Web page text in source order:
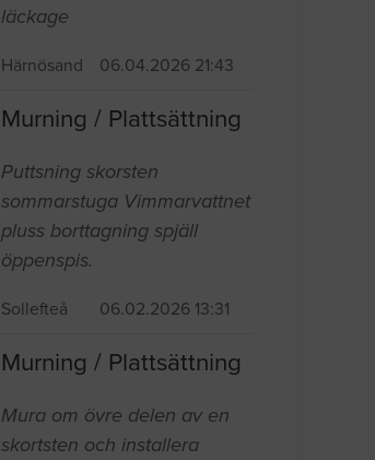
läckage
Härnösand 06.04.2026 21:43
Murning / Plattsättning
Puttsning skorsten
sommarstuga Vimmarvattnet
pluss borttagning spjäll
öppenspis.
Sollefteå 06.02.2026 13:31
Murning / Plattsättning
Mura om övre delen av en
skortsten och installera